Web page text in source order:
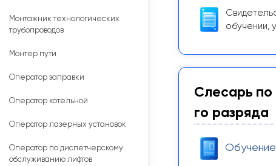
Монтажник технологических
трубопроводов
Монтер пути
Оператор заправки
Оператор котельной
Оператор лазерных установок
Оператор по диспетчерскому
обслуживанию лифтов
обучении,
Слесарь по
го разряда